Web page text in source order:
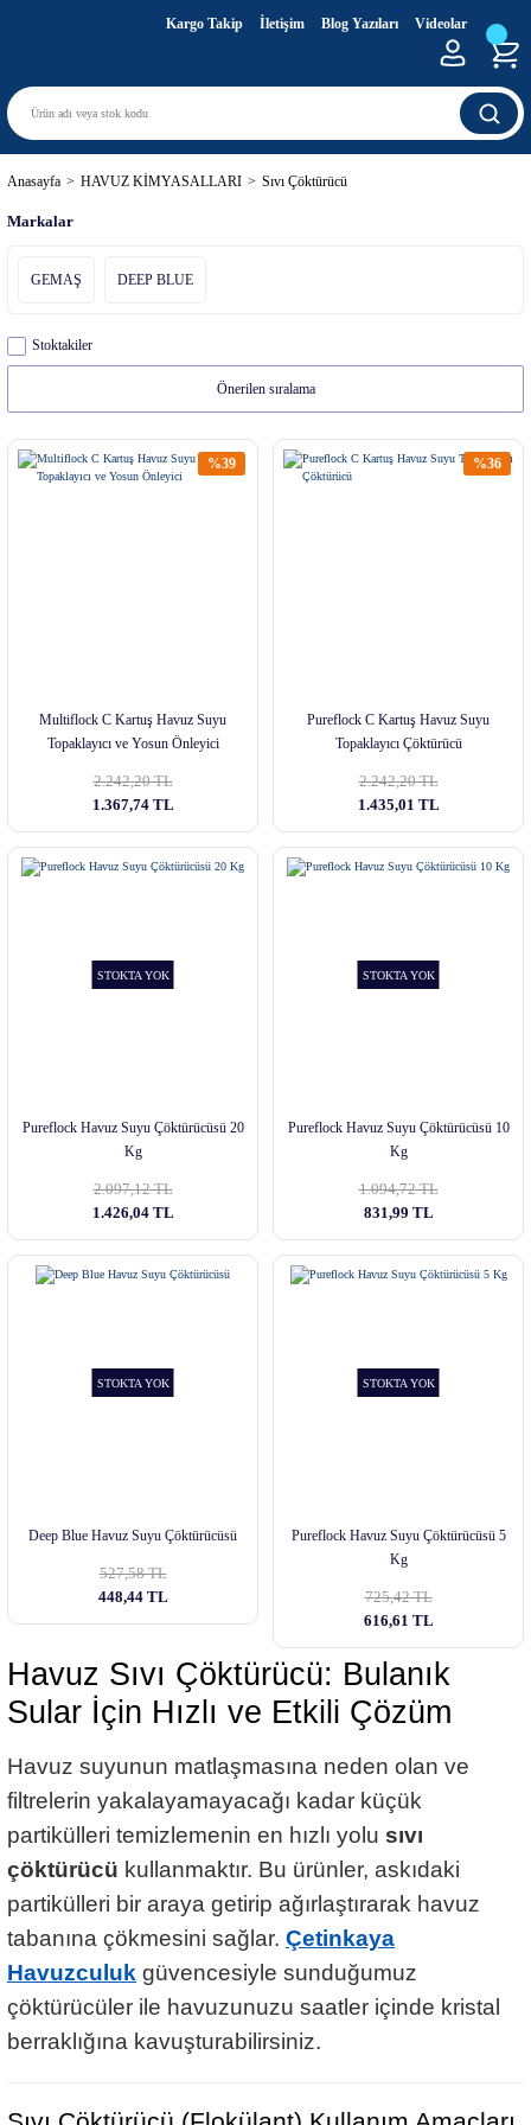
Kargo Takip İletişim Blog Yazıları Videolar
Anasayfa HAVUZ KİMYASALLARI Sıvı Çöktürücü
Markalar
GEMAŞ DEEP BLUE
Stoktakiler
%39
Multiflock C Kartuş Havuz Suyu
Topaklayıcı ve Yosun Önleyici
2.242,20 TL
1.367,74 TL
%36
Pureflock C Kartuş Havuz Suyu
Topaklayıcı Çöktürücü
2.242,20 TL
1.435,01 TL
STOKTA YOK
Pureflock Havuz Suyu Çöktürücüsü 20
Kg
2.097,12 TL
1.426,04 TL
STOKTA YOK
Pureflock Havuz Suyu Çöktürücüsü 10
Kg
1.094,72 TL
831,99 TL
STOKTA YOK
Deep Blue Havuz Suyu Çöktürücüsü
527,58 TL
448,44 TL
STOKTA YOK
Pureflock Havuz Suyu Çöktürücüsü 5
Kg
725,42 TL
616,61 TL
Havuz Sıvı Çöktürücü: Bulanık
Sular İçin Hızlı ve Etkili Çözüm
Havuz suyunun matlaşmasına neden olan ve
filtrelerin yakalayamayacağı kadar küçük
partikülleri temizlemenin en hızlı yolu sıvı
çöktürücü kullanmaktır. Bu ürünler, askıdaki
partikülleri bir araya getirip ağırlaştırarak havuz
tabanına çökmesini sağlar. Çetinkaya
Havuzculuk güvencesiyle sunduğumuz
çöktürücüler ile havuzunuzu saatler içinde kristal
berraklığına kavuşturabilirsiniz.